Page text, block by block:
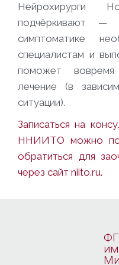
Нейрохирурги
подчёркивают —
симптоматике
специалистам и
поможет вовремя
лечение (в
ситуации).
Записаться на
ННИИТО можно по
обратиться для
через сайт niito.ru.